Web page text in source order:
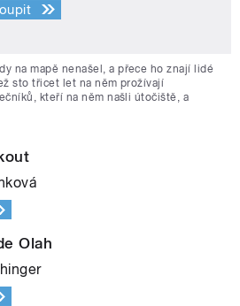
na mapě nenašel, a přece ho znají lidé
sto třicet let na něm prožívají
kteří na něm našli útočiště, a
Olah